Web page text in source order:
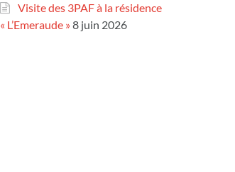
Visite des 3PAF à la résidence
« L’Emeraude »8 juin 2026